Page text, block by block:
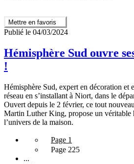
Mettre en favoris
Publié le 04/03/2024
Hémisphère Sud ouvre
!
Hémisphère Sud, expert en décoration et
réseau en s’installant à Niort, dans le
Ouvert depuis le 2 février, ce tout
Martin Luther King, propose un véritable
l’univers de la maison.
Page 1
Page 225
...